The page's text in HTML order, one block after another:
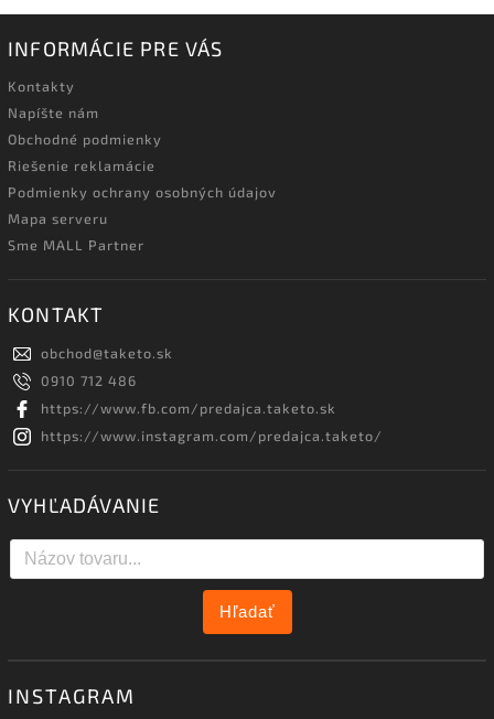
INFORMÁCIE PRE VÁS
Kontakty
Napíšte nám
Obchodné podmienky
Riešenie reklamácie
Podmienky ochrany osobných údajov
Mapa serveru
Sme MALL Partner
KONTAKT
obchod@taketo.sk
0910 712 486
https://www.fb.com/predajca.taketo.sk
https://www.instagram.com/predajca.taketo/
VYHĽADÁVANIE
Hľadať
INSTAGRAM